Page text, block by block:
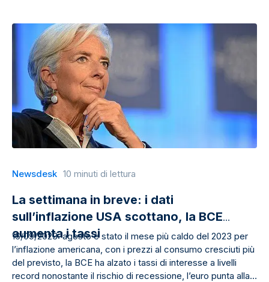
Newsdesk 10 minuti di lettura
La settimana in breve: i dati
sull’inflazione USA scottano, la BCE
aumenta i tassi
16/09/2023: agosto è stato il mese più caldo del 2023 per
l’inflazione americana, con i prezzi al consumo cresciuti più
del previsto, la BCE ha alzato i tassi di interesse a livelli
record nonostante il rischio di recessione, l’euro punta alla